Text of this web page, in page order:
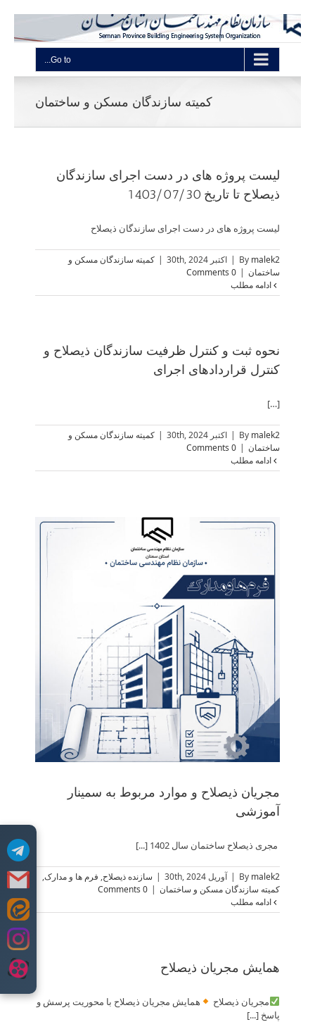
Skip
Go to...
کمیته سازندگان مسکن و ساختمان
لیست پروژه های در دست اجرای سازندگان
ذیصلاح تا تاریخ 1403/07/30
لیست پروژه های در دست اجرای سازندگان ذیصلاح
By malek2
| اکتبر 30th, 2024 | کمیته سازندگان مسکن و
ساختمان |
0 Comments
ادامه مطلب
نحوه ثبت و کنترل ظرفیت سازندگان ذیصلاح و
کنترل قراردادهای اجرای
[…]
By malek2
| اکتبر 30th, 2024 | کمیته سازندگان مسکن و
ساختمان |
0 Comments
ادامه مطلب
مجریان ذیصلاح و موارد مربوط به سمینار
آموزشی
مجری ذیصلاح ساختمان سال 1402 [...]
By malek2
| آوریل 30th, 2024 | سازنده ذیصلاح, فرم ها و مدارک,
کمیته سازندگان مسکن و ساختمان |
0 Comments
ادامه مطلب
همایش مجریان ذیصلاح
مجریان ذیصلاح
همایش مجریان ذیصلاح با محوریت پرسش و
پاسخ [...]